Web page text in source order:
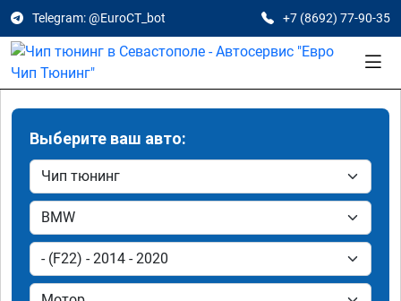
Telegram: @EuroCT_bot +7 (8692) 77-90-35
Выберите ваш авто: